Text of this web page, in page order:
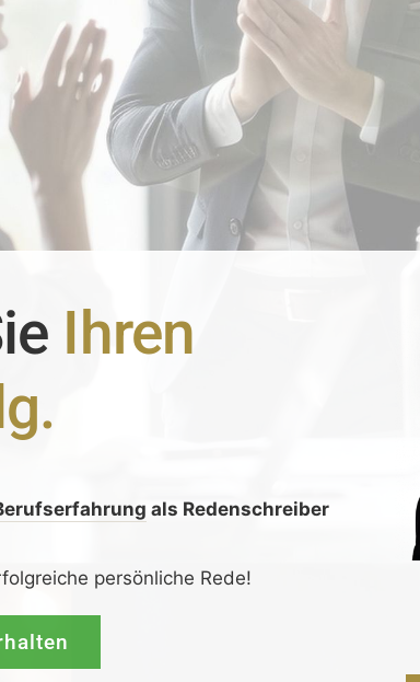
Ihren
als Redenschreiber
persönliche Rede!